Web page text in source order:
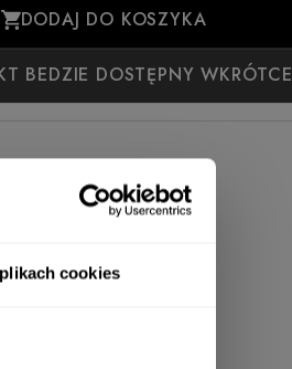
cookies
DODAJ DO KOSZYKA
BEDZIE DOSTĘPNY WKRÓTCE